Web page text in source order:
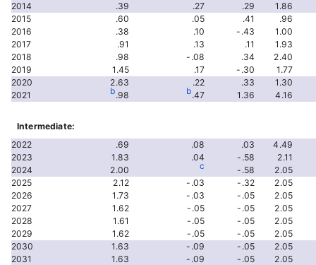
2014
.39 .27 .29
1.86
2015
.60 .05 .41
.96
2016
.38 .10 -.43
1.00
2017
.91 .13 .11
1.93
2018
.98 -.08 .34
2.40
2019
1.45 .17 -.30
1.77
2020
2.63 .22 .33
1.30
2021
b.98 b.47 1.36 4.16
Intermediate:
2022
.69 .08 .03
4.49
2023
1.83 .04 -.58
2.11
2024
2.00 c -.58
2.05
2025
2.12 -.03 -.32
2.05
2026
1.73 -.03 -.05
2.05
2027
1.62 -.05 -.05
2.05
2028
1.61 -.05 -.05
2.05
2029
1.62 -.05 -.05
2.05
2030
1.63 -.09 -.05
2.05
2031
1.63 -.09 -.05
2.05